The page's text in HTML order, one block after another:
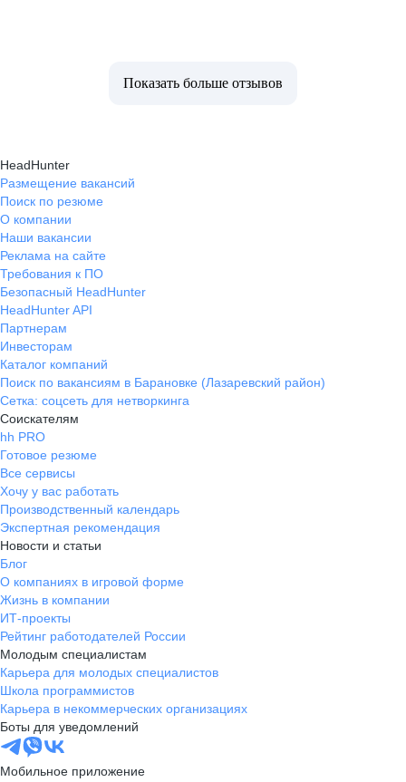
Показать больше отзывов
HeadHunter
Размещение вакансий
Поиск по резюме
О компании
Наши вакансии
Реклама на сайте
Требования к ПО
Безопасный HeadHunter
HeadHunter API
Партнерам
Инвесторам
Каталог компаний
Поиск по вакансиям в Барановке (Лазаревский район)
Сетка: соцсеть для нетворкинга
Соискателям
hh PRO
Готовое резюме
Все сервисы
Хочу у вас работать
Производственный календарь
Экспертная рекомендация
Новости и статьи
Блог
О компаниях в игровой форме
Жизнь в компании
ИТ-проекты
Рейтинг работодателей России
Молодым специалистам
Карьера для молодых специалистов
Школа программистов
Карьера в некоммерческих организациях
Боты для уведомлений
Мобильное приложение